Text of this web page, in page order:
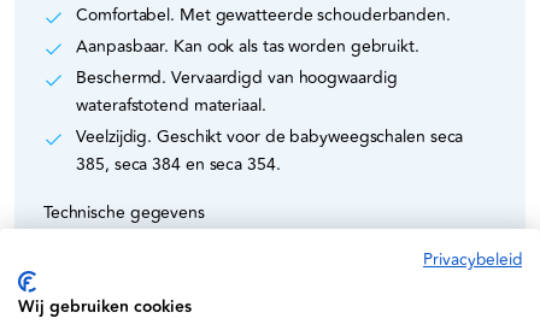
Comfortabel. Met gewatteerde schouderbanden.
Aanpasbaar. Kan ook als tas worden gebruikt.
Beschermd. Vervaardigd van hoogwaardig
waterafstotend materiaal.
Veelzijdig. Geschikt voor de babyweegschalen seca
385, seca 384 en seca 354.
Technische gegevens
Privacybeleid
Wij gebruiken cookies